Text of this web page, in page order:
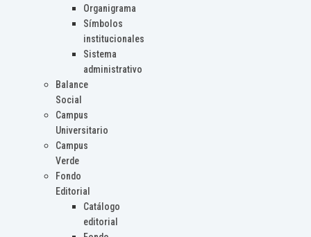
Organigrama
Símbolos
institucionales
Sistema
administrativo
Balance
Social
Campus
Universitario
Campus
Verde
Fondo
Editorial
Catálogo
editorial